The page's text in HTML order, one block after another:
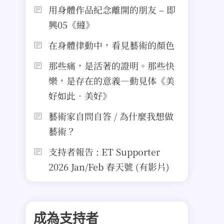
用身體作品紀念離開的朋友 – 即
興05《縫》
在身體律動中，看見藝術的顏色
那些痛，是活著的證明。那些快
樂，是存在的意義—動見体《美
好如此．美好》
藝術家自問自答 / 為什麼我想做
藝術？
支持者報告 : ET Supporter
2026 Jan/Feb 春天號 (有影片)
成為支持者